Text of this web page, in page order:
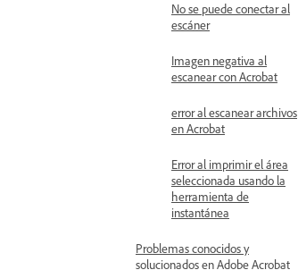
No se puede conectar al
escáner
Imagen negativa al
escanear con Acrobat
error al escanear archivos
en Acrobat
Error al imprimir el área
seleccionada usando la
herramienta de
instantánea
Problemas conocidos y
solucionados en Adobe Acrobat